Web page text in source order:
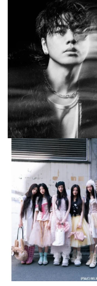
musicjapantv
💡8月特番放送決定！
...
8月 4
510 0
musicjapantv
💡8月特番放送決定！
8月 4
2 0